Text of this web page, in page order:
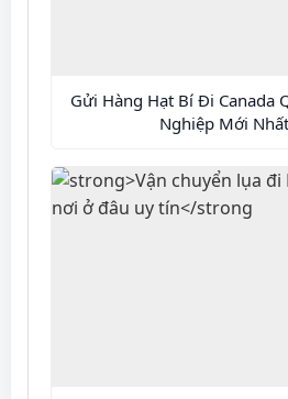
Gửi Hàng Hạt Bí Đi Canada
Nghiệp Mới